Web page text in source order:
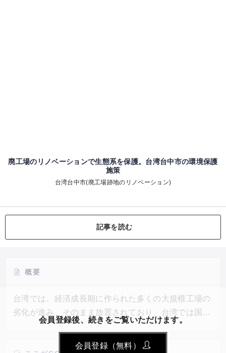
廃工場のリノベーションで生態系を保護。台湾台中市の環境保護
施策
台湾台中市(廃工場跡地のリノベーション)
記事を読む
概要
台湾では、経済成長期に作られた多くの大規模工場の
劣化が進み、そのまま放置されており、台湾では国を
あげて環境保護運動に力を入れている。その一つの例
として、台中市の廃工場跡地は、リノベーションによ
会員登録後、続きをご覧いただけます。
会員登録（無料）